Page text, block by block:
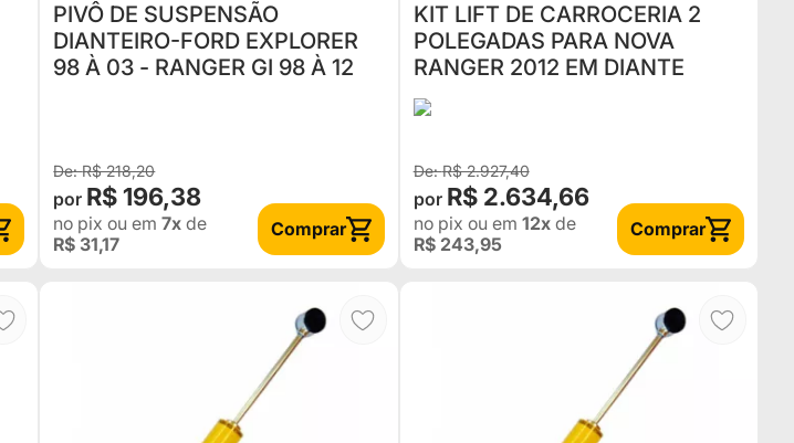
PIVÔ DE SUSPENSÃO
DIANTEIRO-FORD EXPLORER
98 À 03 - RANGER GI 98 À 12
R$ 218,20
R$ 196,38
no pix ou em7x de
R$ 31,17
Comprar
KIT LIFT DE CARROCERIA 2
POLEGADAS PARA NOVA
RANGER 2012 EM DIANTE
R$ 2.927,40
R$ 2.634,66
no pix ou em 12xde
R$ 243,95
Comprar